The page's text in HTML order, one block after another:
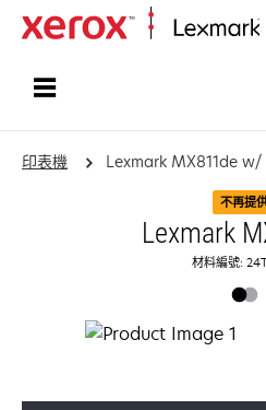
印表機 Lexmark MX811de
不再提
Lexmark
材料編號: